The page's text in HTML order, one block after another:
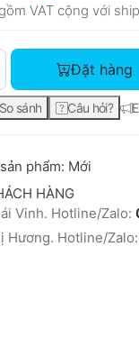
VAT cộng với
HP 823A Black
Đặt hàng
So sánh Câu hỏi?
phẩm: Mới
HÀNG
Vinh. Hotline/Zalo:
Hương. Hotline/Zalo: